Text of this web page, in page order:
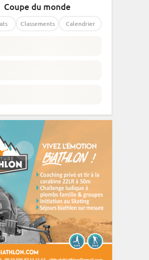
Coupe du monde
Classements Calendrier